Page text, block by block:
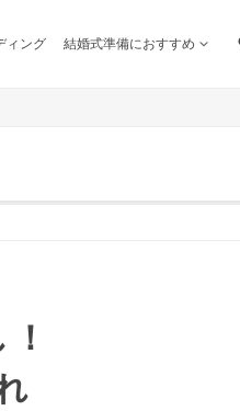
ィング 結婚式準備におすすめ